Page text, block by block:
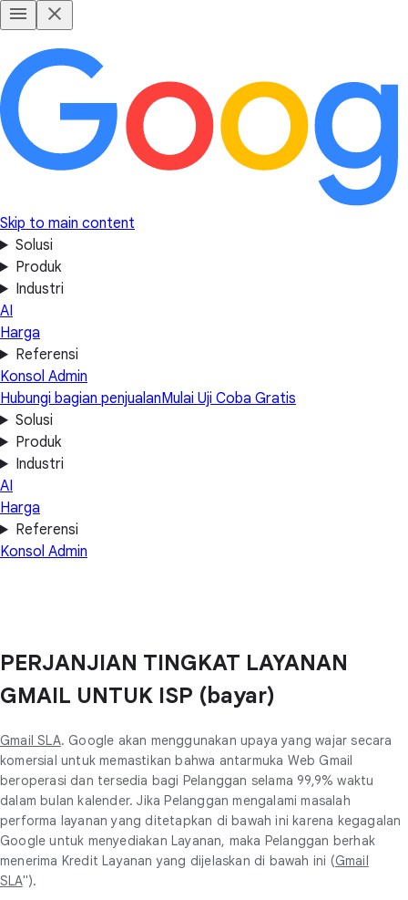
Skip to main content
Solusi
Produk
Industri
AI
Harga
Referensi
Konsol Admin
Hubungi bagian penjualanMulai Uji Coba Gratis
Solusi
Produk
Industri
AI
Harga
Referensi
Konsol Admin
PERJANJIAN TINGKAT LAYANAN
GMAIL UNTUK ISP (bayar)
Gmail SLA. Google akan menggunakan upaya yang wajar secara
komersial untuk memastikan bahwa antarmuka Web Gmail
beroperasi dan tersedia bagi Pelanggan selama 99,9% waktu
dalam bulan kalender. Jika Pelanggan mengalami masalah
performa layanan yang ditetapkan di bawah ini karena kegagalan
Google untuk menyediakan Layanan, maka Pelanggan berhak
menerima Kredit Layanan yang dijelaskan di bawah ini (Gmail
SLA").